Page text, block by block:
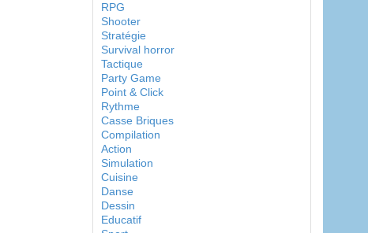
RPG
Shooter
Stratégie
Survival horror
Tactique
Party Game
Point & Click
Rythme
Casse Briques
Compilation
Action
Simulation
Cuisine
Danse
Dessin
Educatif